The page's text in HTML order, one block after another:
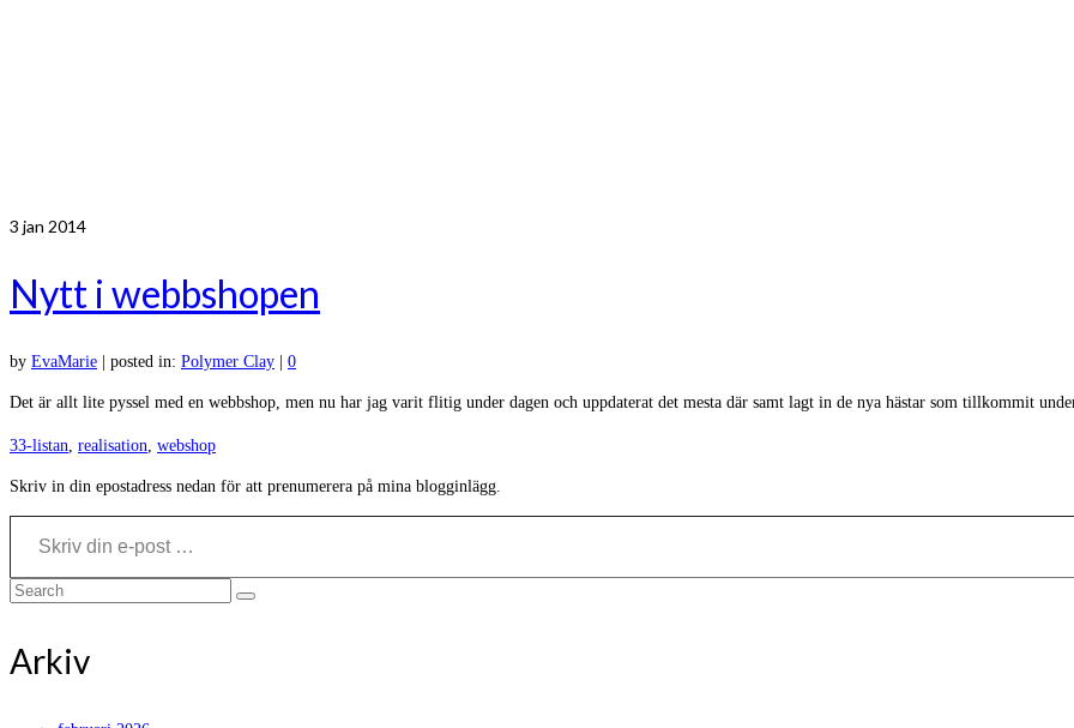
3 jan 2014
Nytt i webbshopen
by EvaMarie posted in: Polymer Clay 0
Det är allt lite pyssel med en webbshop, men nu har jag varit flitig under dagen och uppdaterat det mesta där samt lagt in de nya hästar som tillkommit
33-listan, realisation, webshop
Skriv in din epostadress nedan för att prenumerera på mina blogginlägg.
Skriv din e-post …
Search
Arkiv